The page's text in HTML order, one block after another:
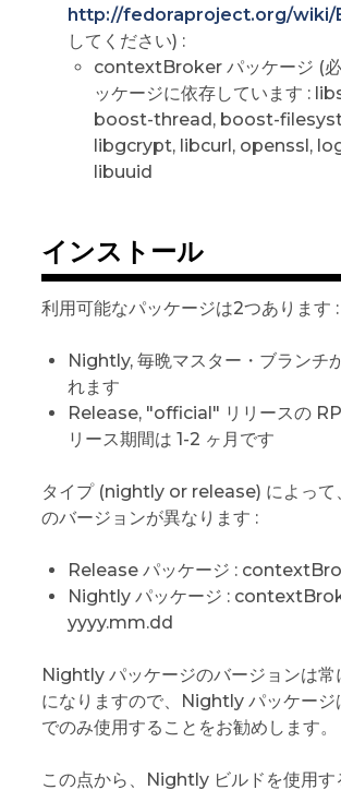
http://fedoraproject.org/wiki/
してください) :
contextBroker パッケージ (
ッケージに依存しています :
boost-thread, boost-
libgcrypt, libcurl, openssl,
libuuid
インストール
利用可能なパッケージは2つあります :
Nightly, 毎晩マスター・ブランチ
れます
Release, "official" リリースの
リース期間は 1-2 ヶ月です
タイプ (nightly or release) によって
のバージョンが異なります :
Release パッケージ :
Nightly パッケージ :
yyyy.mm.dd
Nightly パッケージのバージョンは常
になりますので、Nightly パッケージ
でのみ使用することをお勧めします。
この点から、Nightly ビルドを使用す